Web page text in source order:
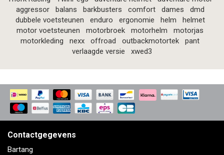
aggressor
balans barkbusters comfort dames
dmd
dubbele voetsteunen
enduro ergonomie helm
helmet
motor voetsteunen
motorbroek motorhelm
motorjas
motorkleding
nexx offroad outbackmotortek
pant
verlaagde versie
xwed3
Contactgegevens
Bartang